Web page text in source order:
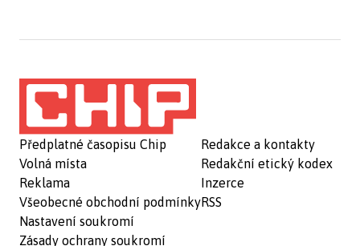
Předplatné časopisu Chip
Volná místa
Reklama
Všeobecné obchodní podmínky
Nastavení soukromí
Zásady ochrany soukromí
Redakce a kontakty
Redakční etický kodex
Inzerce
RSS